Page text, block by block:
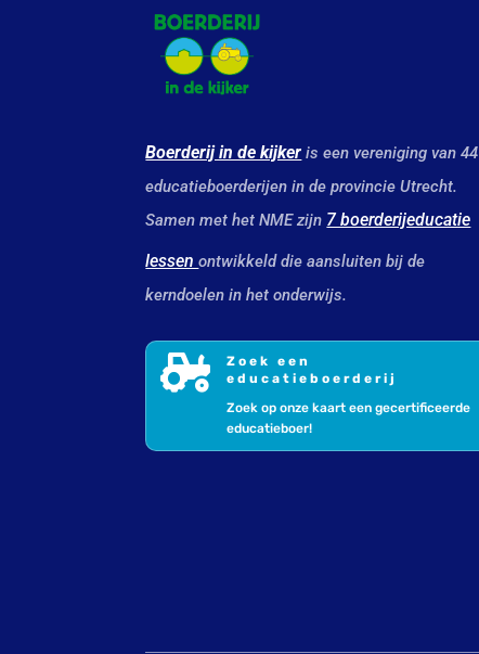
Boerderij in de kijker is een vereniging van 44
educatieboerderijen in de provincie Utrecht.
Samen met het NME zijn 7 boerderijeducatie
lessenontwikkeld die aansluiten bij de
kerndoelen in het onderwijs.

Zoek een
educatieboerderij
Zoek op onze kaart een gecertificeerde
educatieboer!